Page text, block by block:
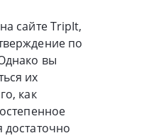
сайте TripIt,
по
вы
их
как
достаточно